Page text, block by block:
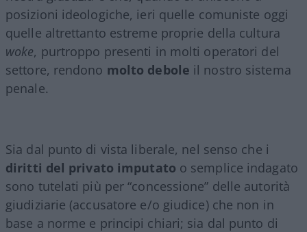
posizioni ideologiche, ieri quelle comuniste oggi
quelle altrettanto estreme proprie della cultura
woke, purtroppo presenti in molti operatori del
settore, rendono molto debole il nostro sistema
penale.
Sia dal punto di vista liberale, nel senso che i
diritti del privato imputato o semplice indagato
sono tutelati più per “concessione” delle autorità
giudiziarie (accusatore e/o giudice) che non in
base a norme e principi chiari; sia dal punto di